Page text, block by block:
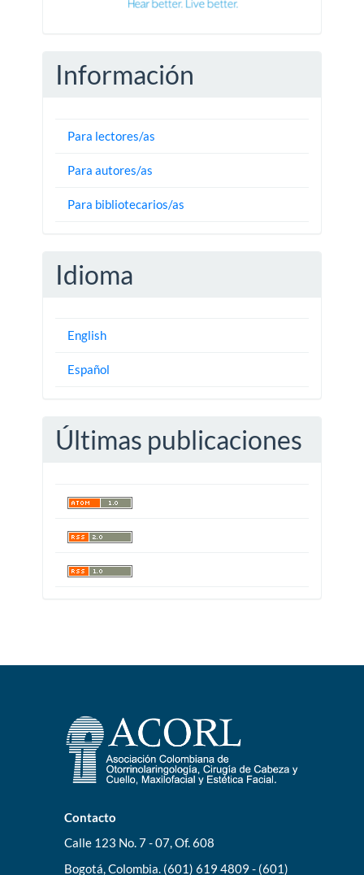
Información
Para lectores/as
Para autores/as
Para bibliotecarios/as
Idioma
English
Español
Últimas publicaciones
Contacto
Calle 123 No. 7 - 07, Of. 608
Bogotá, Colombia. (601) 619 4809 - (601)